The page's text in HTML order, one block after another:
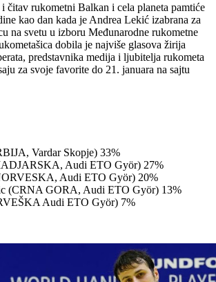
čitav rukometni Balkan i cela planeta pamtiće
kao dan kada je Andrea Lekić izabrana za
na svetu u izboru Međunarodne rukometne
dobila je najviše glasova žirija
predstavnika medija i ljubitelja rukometa
za svoje favorite do 21. januara na sajtu
Vardar Skopje) 33%
Audi ETO Györ) 27%
Audi ETO Györ) 20%
(CRNA GORA, Audi ETO Györ) 13%
Audi ETO Györ) 7%